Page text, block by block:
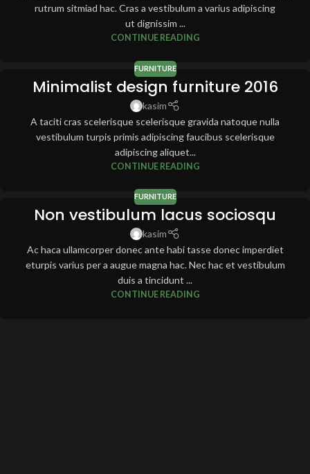
rutrum sitmiad hac. Cras a vestibulum a varius adipiscing
ut dignissim ...
CONTINUE READING
FURNITURE
Minimalist design furniture 2016
kasim
A taciti cras scelerisque scelerisque gravida natoque nulla
vestibulum turpis primis adipiscing faucibus scelerisque
adipiscing aliquet...
CONTINUE READING
FURNITURE
Non vestibulum lacus sociosqu
kasim
Ac haca ullamcorper donec ante habi tasse donec imperdiet
eturpis varius per a augue magna hac. Nec hac et vestibulum
duis a tincidunt ...
CONTINUE READING